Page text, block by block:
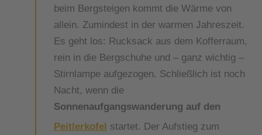
beim Bergsteigen kommt die Wärme von
allein. Zumindest in der warmen Jahreszeit.
Es geht los: Rucksack aus dem Kofferraum,
rein in die Bergschuhe und – ganz wichtig –
Stirnlampe aufgezogen. Schließlich ist noch
Nacht, wenn die
Sonnenaufgangswanderung auf den
Peitlerkofel startet. Der Aufstieg zum